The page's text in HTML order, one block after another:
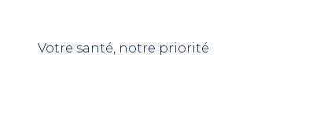
Votre santé, notre priorité